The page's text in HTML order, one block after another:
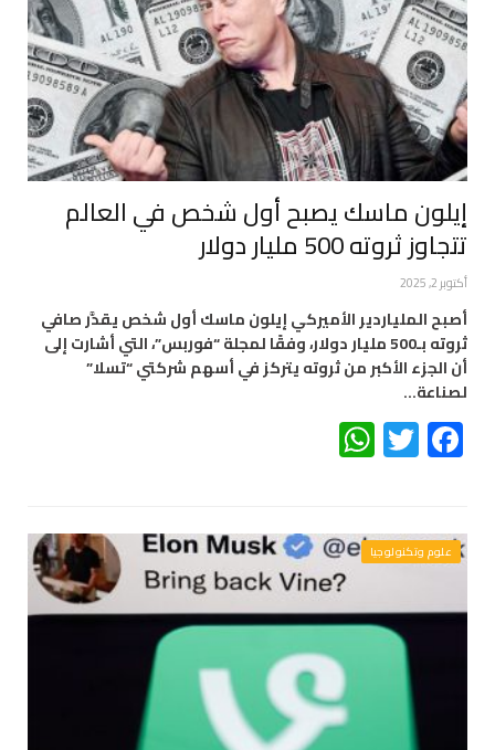
إيلون ماسك يصبح أول شخص في العالم
تتجاوز ثروته 500 مليار دولار
أكتوبر 2, 2025
أصبح الملياردير الأميركي إيلون ماسك أول شخص يقدَّر صافي
ثروته بـ500 مليار دولار، وفقًا لمجلة “فوربس”، التي أشارت إلى
أن الجزء الأكبر من ثروته يتركز في أسهم شركتي “تسلا”
لصناعة…
Facebook
Twitter
علوم وتكنولوجيا